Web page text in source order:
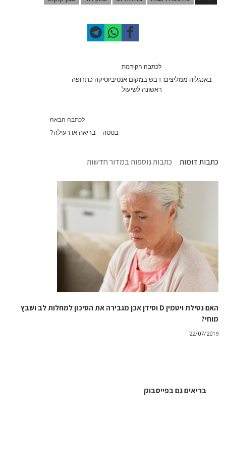
לכתבה הקודמת
באנגליה ממליצים: דבש במקום אנטיביוטיקה כתרופה
ראשונה לשיעול
לכתבה הבאה
בטטה – בריאה או רעילה?
כתבות דומות כתבות נוספות במדור חדשות
האם נטילת ויטמין D וסידן אכן מגבירה את הסיכון למחלות לב ושבץ
מוחי?
22/07/2019
בריאים גם בפייסבוק